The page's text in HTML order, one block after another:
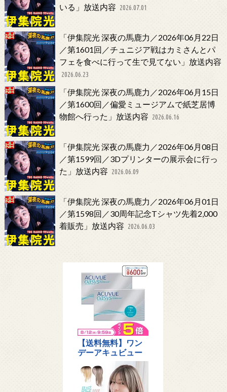
いる」放送内容 2026.07.01
「伊集院光 深夜の馬鹿力／2026年06月22日
／第1601回／チュニジア戦はカミさんとパ
フェを食べに行って生で見てない」放送内容
2026.06.23
「伊集院光 深夜の馬鹿力／2026年06月15日
／第1600回／偏愛ミュージアムで紙芝居博
物館へ行った」放送内容 2026.06.16
「伊集院光 深夜の馬鹿力／2026年06月08日
／第1599回／3Dプリンターの展示会に行っ
た」放送内容 2026.06.09
「伊集院光 深夜の馬鹿力／2026年06月01日
／第1598回／30周年記念Tシャツ先着2,000
着販売」放送内容 2026.06.03